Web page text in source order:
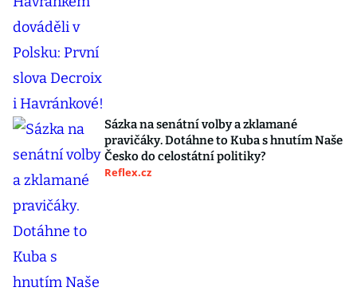
Sázka na senátní volby a zklamané
pravičáky. Dotáhne to Kuba s hnutím Naše
Česko do celostátní politiky?
Reflex.cz